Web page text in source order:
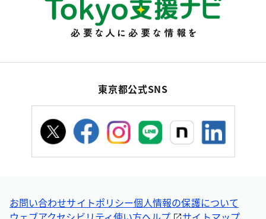
東京都公式SNS
お問い合わせサイトポリシー個人情報の保護について